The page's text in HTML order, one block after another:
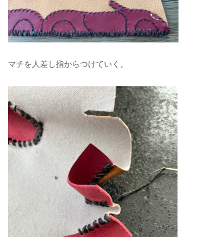
マチを人差し指からつけていく。